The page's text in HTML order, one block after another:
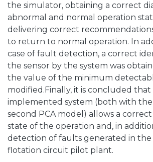
the simulator, obtaining a correct
abnormal and normal operation
delivering correct
to return to normal operation. In
case of fault detection, a correct
the sensor by the system was
the value of the minimum
modified.Finally, it is concluded
implemented system (both with the
second PCA model) allows a
state of the operation and, in
detection of faults generated in
flotation circuit pilot plant.